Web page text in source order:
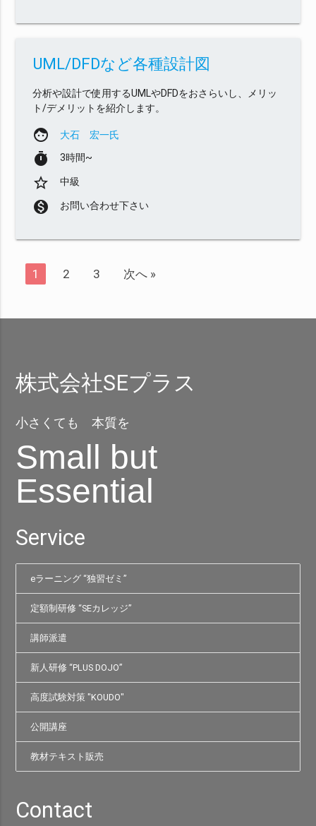
UML/DFDなど各種設計図
分析や設計で使用するUMLやDFDをおさらいし、メリッ
ト/デメリットを紹介します。
face 大石 宏一氏
timer 3時間~
star_border 中級
monetization_on お問い合わせ下さい
1 2 3 次へ »
株式会社SEプラス
小さくても 本質を
Small but
Essential
Service
eラーニング “独習ゼミ”
定額制研修 “SEカレッジ”
講師派遣
新人研修 “PLUS DOJO”
高度試験対策 "KOUDO"
公開講座
教材テキスト販売
Contact